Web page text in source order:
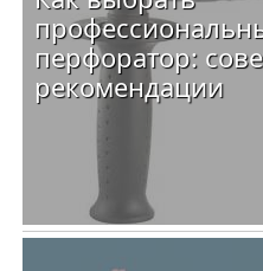
перфоратор:
рекомендации